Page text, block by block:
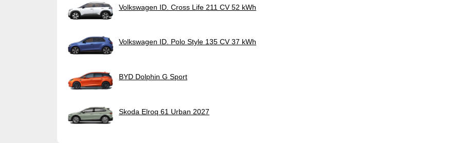
Volkswagen ID. Cross Life 211 CV 52 kWh
Volkswagen ID. Polo Style 135 CV 37 kWh
BYD Dolphin G Sport
Skoda Elroq 61 Urban 2027